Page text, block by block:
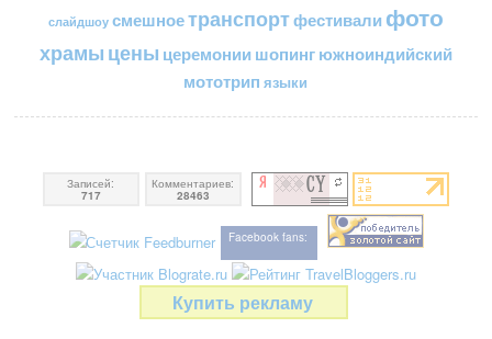
слайдшоу смешноетранспортфестивали фото
храмы цены церемонии шопингюжноиндийский
мототрип языки
Записей:
717
Комментариев:
28463
Facebook fans:
Купить рекламу